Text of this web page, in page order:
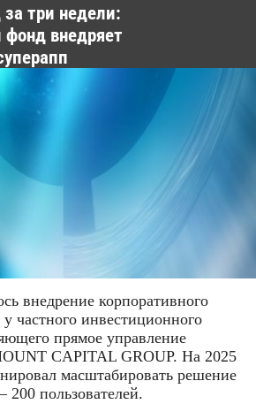
три недели:
внедряет
внедрение корпоративного
частного инвестиционного
прямое управление
CAPITAL GROUP. На 2025
масштабировать решение
пользователей.